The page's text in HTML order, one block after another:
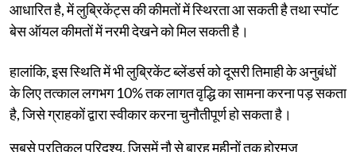
आधारित है, में लुब्रिकेंट्स की कीमतों में स्थिरता आ सकती है तथा स्पॉट
बेस ऑयल कीमतों में नरमी देखने को मिल सकती है।
हालांकि, इस स्थिति में भी लुब्रिकेंट ब्लेंडर्स को दूसरी तिमाही के अनुबंधों
के लिए तत्काल लगभग 10% तक लागत वृद्धि का सामना करना पड़ सकता
है, जिसे ग्राहकों द्वारा स्वीकार करना चुनौतीपूर्ण हो सकता है।
सबसे प्रतिकूल परिदृश्य, जिसमें नौ से बारह महीनों तक होरमुज़